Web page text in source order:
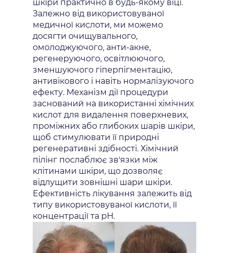
шкіри практично в будь-якому віці.
Залежно від використовуваної
медичної кислоти, ми можемо
досягти очищувального,
омолоджуючого, анти-акне,
регенеруючого, освітлюючого,
зменшуючого гіперпігментацію,
антивікового і навіть нормалізуючого
ефекту. Механізм дії процедури
заснований на використанні хімічних
кислот для видалення поверхневих,
проміжних або глибоких шарів шкіри,
щоб стимулювати її природні
регенеративні здібності. Хімічний
пілінг послаблює зв'язки між
клітинами шкіри, що дозволяє
відлущити зовнішні шари шкіри.
Ефективність лікування залежить від
типу використовуваної кислоти, її
концентрації та рН.